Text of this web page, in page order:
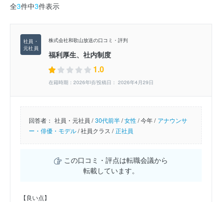
全3件中3件表示
株式会社和歌山放送の口コミ・評判
福利厚生、社内制度
1.0
在籍時期：2026年頃/投稿日： 2026年4月29日
回答者： 社員・元社員 / 30代前半/女性/今年 / アナウンサ
ー・俳優・モデル/社員クラス / 正社員
この口コミ・評点は転職会議から
転載しています。
【良い点】